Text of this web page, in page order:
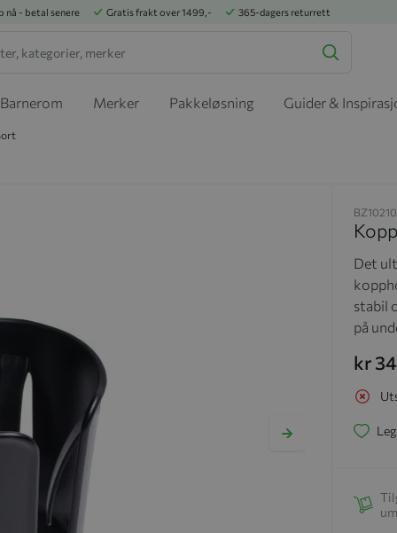
nå - betal senere Gratis frakt over 1499,- 365-dagers returrett
Barnerom Merker Pakkeløsning Guider &
Det
stabil
på
kr